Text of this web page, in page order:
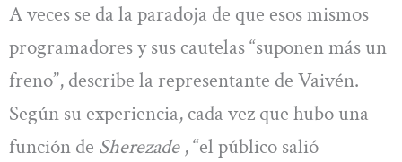
A veces se da la paradoja de que esos mismos
programadores y sus cautelas “suponen más un
freno”, describe la representante de Vaivén.
Según su experiencia, cada vez que hubo una
función de Sherezade , “el público salió